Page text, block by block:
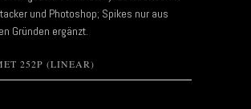
und Photoshop; Spikes nur aus
Gründen ergänzt.
252P (LINEAR)